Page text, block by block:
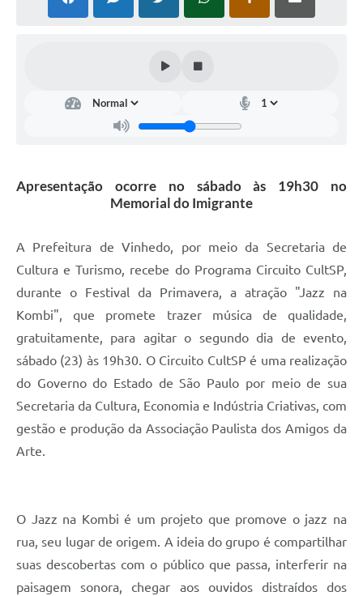
Sistema de Protocolo
Listagem dos CEPs de Vinhedo
Acesso à Informação
Contratos
Associação dos Servidores Públicos Municipais de
Vinhedo
Audiências Públicas
Carta de Serviços
Arquivos para Download
Galeria de Vídeos
Legislação
Serviços Online
Apresentação ocorre no sábado às 19h30 no
Memorial do Imigrante
A Prefeitura de Vinhedo, por meio da Secretaria de
Cultura e Turismo, recebe do Programa Circuito CultSP,
durante o Festival da Primavera, a atração "Jazz na
Kombi", que promete trazer música de qualidade,
gratuitamente, para agitar o segundo dia de evento,
sábado (23) às 19h30. O Circuito CultSP é uma realização
do Governo do Estado de São Paulo por meio de sua
Secretaria da Cultura, Economia e Indústria Criativas, com
gestão e produção da Associação Paulista dos Amigos da
Arte.
O Jazz na Kombi é um projeto que promove o jazz na
rua, seu lugar de origem. A ideia do grupo é compartilhar
suas descobertas com o público que passa, interferir na
paisagem sonora, chegar aos ouvidos distraídos dos